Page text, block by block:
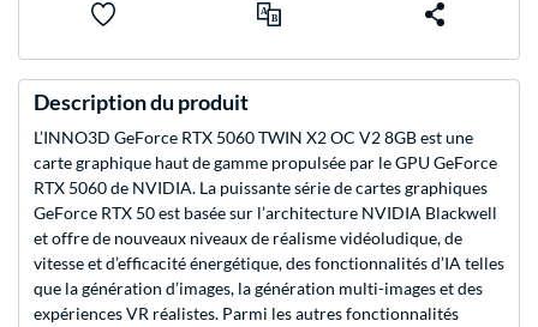
Description du produit
L’INNO3D GeForce RTX 5060 TWIN X2 OC V2 8GB est une
carte graphique haut de gamme propulsée par le GPU GeForce
RTX 5060 de NVIDIA. La puissante série de cartes graphiques
GeForce RTX 50 est basée sur l’architecture NVIDIA Blackwell
et offre de nouveaux niveaux de réalisme vidéoludique, de
vitesse et d’efficacité énergétique, des fonctionnalités d’IA telles
que la génération d’images, la génération multi-images et des
expériences VR réalistes. Parmi les autres fonctionnalités